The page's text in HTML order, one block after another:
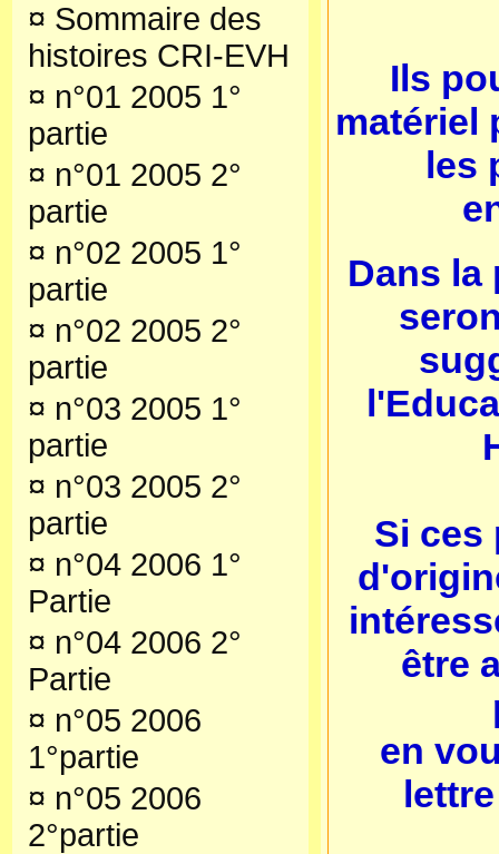
¤ Sommaire des
histoires CRI-EVH
¤ n°01 2005 1°
partie
¤ n°01 2005 2°
partie
¤ n°02 2005 1°
partie
¤ n°02 2005 2°
partie
¤ n°03 2005 1°
partie
¤ n°03 2005 2°
partie
¤ n°04 2006 1°
Partie
¤ n°04 2006 2°
Partie
¤ n°05 2006
1°partie
¤ n°05 2006
2°partie
Ils
matériel
les
Dans la
Si ces
être
en